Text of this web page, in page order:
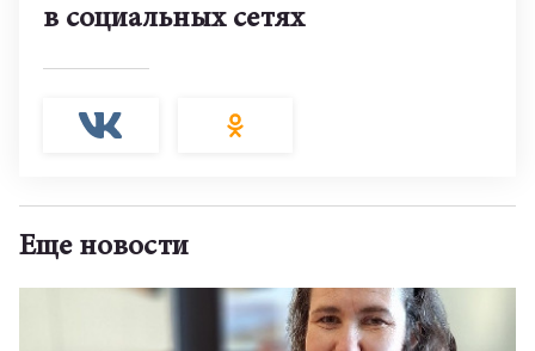
в социальных сетях
Еще новости